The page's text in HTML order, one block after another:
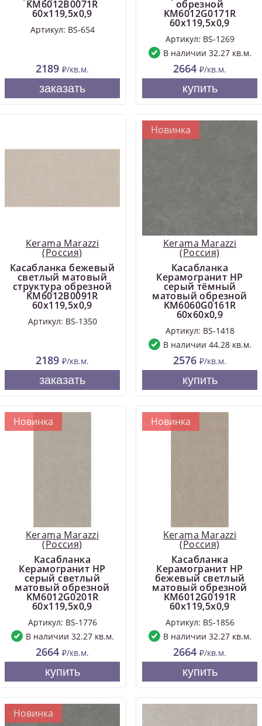
KM6012B0071R
60x119,5x0,9
Артикул: BS-654
2189 ₽/кв.м.
заказать
обрезной
KM6012G0171R
60x119,5x0,9
Артикул: BS-1269
В наличии 32.27 кв.м.
2664 ₽/кв.м.
купить
Kerama Marazzi
(Россия)
Касабланка бежевый
светлый матовый
структура обрезной
KM6012B0091R
60x119,5x0,9
Артикул: BS-1350
2189 ₽/кв.м.
заказать
Новинка
Kerama Marazzi
(Россия)
Касабланка
Керамогранит HP
серый тёмный
матовый обрезной
KM6060G0161R
60x60x0,9
Артикул: BS-1418
В наличии 44.28 кв.м.
2576 ₽/кв.м.
купить
Новинка
Kerama Marazzi
(Россия)
Касабланка
Керамогранит HP
серый светлый
матовый обрезной
KM6012G0201R
60x119,5x0,9
Артикул: BS-1776
В наличии 32.27 кв.м.
2664 ₽/кв.м.
купить
Новинка
Kerama Marazzi
(Россия)
Касабланка
Керамогранит HP
бежевый светлый
матовый обрезной
KM6012G0191R
60x119,5x0,9
Артикул: BS-1856
В наличии 32.27 кв.м.
2664 ₽/кв.м.
купить
Новинка